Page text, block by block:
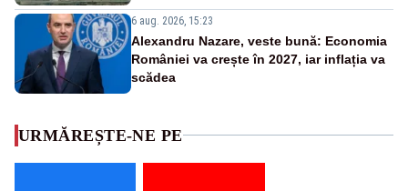
6 aug. 2026, 15:23
Alexandru Nazare, veste bună: Economia
României va crește în 2027, iar inflația va
scădea
URMĂREȘTE-NE PE